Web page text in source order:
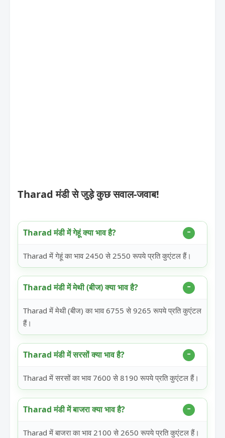
Tharad मंडी से जुड़े कुछ सवाल-जवाब!
Tharad मंडी में गेहूं क्या भाव है?
Tharad में गेहूं का भाव 2450 से 2550 रूपये प्रति कुएंटल हैं।
Tharad मंडी में मेथी (बीज) क्या भाव है?
Tharad में मेथी (बीज) का भाव 6755 से 9265 रूपये प्रति कुएंटल
हैं।
Tharad मंडी में सरसों क्या भाव है?
Tharad में सरसों का भाव 7600 से 8190 रूपये प्रति कुएंटल हैं।
Tharad मंडी में बाजरा क्या भाव है?
Tharad में बाजरा का भाव 2100 से 2650 रूपये प्रति कुएंटल हैं।